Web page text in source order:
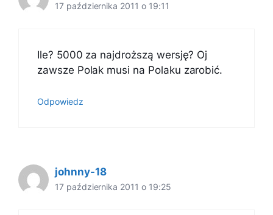
17 października 2011 o 19:11
Ile? 5000 za najdroższą wersję? Oj
zawsze Polak musi na Polaku zarobić.
Odpowiedz
johnny-18
17 października 2011 o 19:25